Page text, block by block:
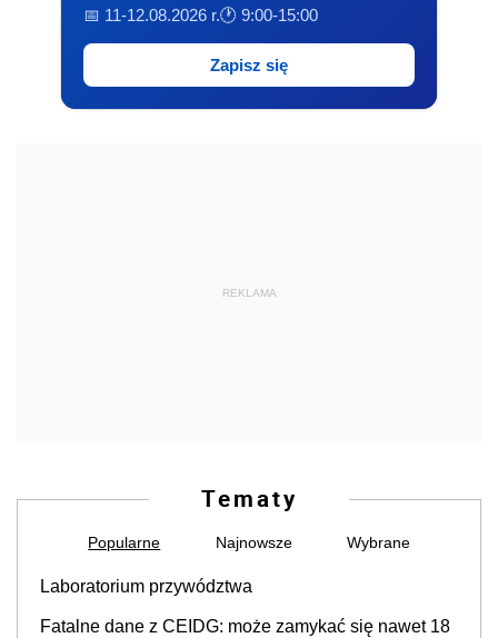
📅 11-12.08.2026 r.🕐 9:00-15:00
Zapisz się
REKLAMA
Tematy
Popularne Najnowsze Wybrane
Laboratorium przywództwa
Fatalne dane z CEIDG: może zamykać się nawet 18